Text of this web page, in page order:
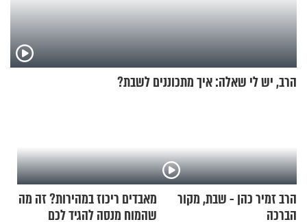
הרב, יש לי שאלה: איך מתכוננים לשבת?
הרב זמיר כהן - שבת, מקור
הברכה
מאבדים ריכוז במהירות? זה מה
שהמוח מנסה להגיד לכם